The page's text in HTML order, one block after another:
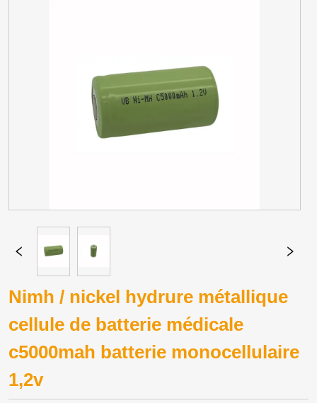
Nimh / nickel hydrure métallique
cellule de batterie médicale
c5000mah batterie monocellulaire
1,2v